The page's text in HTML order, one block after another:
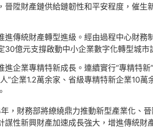
晉陞財產鏈供給鏈韌性和平安程度，催
進傳統財產轉型進級。經由過程中心財
30億元支撐啟動中小企業數字化轉型城
進企業專精特新成長。連續實行“專精特
”企業1.2萬余家、省級專精特新企業10
，財務部將繚繞鼎力推動新型產業化、
謀性新興財產加速成長強大，增進傳統財